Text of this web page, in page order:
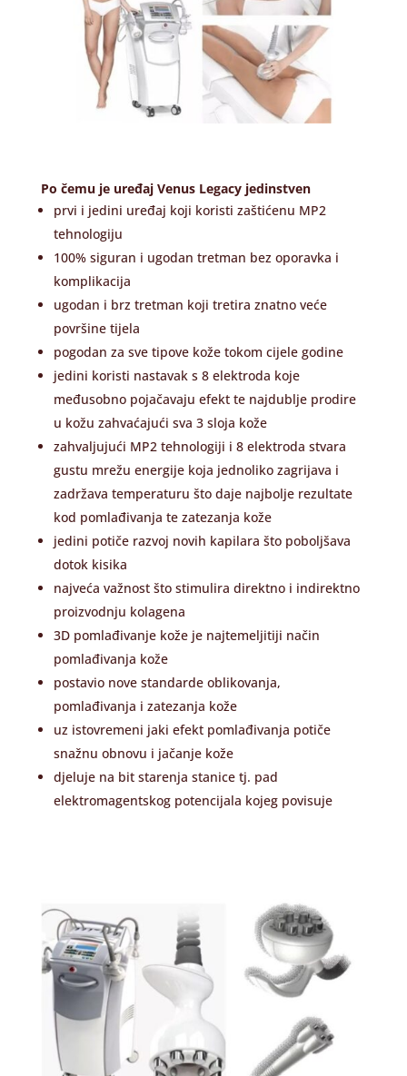
Po čemu je uređaj Venus Legacy jedinstven
prvi i jedini uređaj koji koristi zaštićenu MP2
tehnologiju
100% siguran i ugodan tretman bez oporavka i
komplikacija
ugodan i brz tretman koji tretira znatno veće
površine tijela
pogodan za sve tipove kože tokom cijele godine
jedini koristi nastavak s 8 elektroda koje
međusobno pojačavaju efekt te najdublje prodire
u kožu zahvaćajući sva 3 sloja kože
zahvaljujući MP2 tehnologiji i 8 elektroda stvara
gustu mrežu energije koja jednoliko zagrijava i
zadržava temperaturu što daje najbolje rezultate
kod pomlađivanja te zatezanja kože
jedini potiče razvoj novih kapilara što poboljšava
dotok kisika
najveća važnost što stimulira direktno i indirektno
proizvodnju kolagena
3D pomlađivanje kože je najtemeljitiji način
pomlađivanja kože
postavio nove standarde oblikovanja,
pomlađivanja i zatezanja kože
uz istovremeni jaki efekt pomlađivanja potiče
snažnu obnovu i jačanje kože
djeluje na bit starenja stanice tj. pad
elektromagentskog potencijala kojeg povisuje